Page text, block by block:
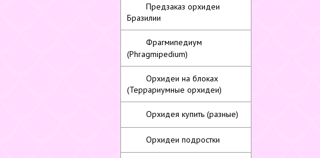
Предзаказ орхидеи
Бразилии
Фрагмипедиум
(Phragmipedium)
Орхидеи на блоках
(Террариумные орхидеи)
Орхидея купить (разные)
Орхидеи подростки